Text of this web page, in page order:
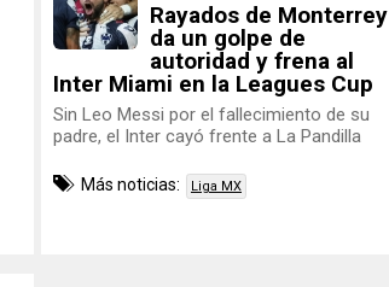
Rayados de Monterrey
da un golpe de
autoridad y frena al
Inter Miami en la Leagues Cup
Sin Leo Messi por el fallecimiento de su
padre, el Inter cayó frente a La Pandilla
Más noticias: Liga MX